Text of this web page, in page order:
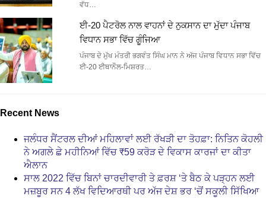
ਵੱਧ…
ਈ-20 ਪੈਟਰੋਲ ਨਾਲ ਵਾਹਨਾਂ ਦੇ ਨੁਕਸਾਨ ਦਾ ਮੁੱਦਾ ਪੰਜਾਬ
ਵਿਧਾਨ ਸਭਾ ਵਿੱਚ ਗੂੰਜਿਆ
ਪੰਜਾਬ ਦੇ ਮੁੱਖ ਮੰਤਰੀ ਭਗਵੰਤ ਸਿੰਘ ਮਾਨ ਨੇ ਅੱਜ ਪੰਜਾਬ ਵਿਧਾਨ ਸਭਾ ਵਿੱਚ
ਈ-20 ਈਥਾਨੌਲ-ਮਿਸ਼ਰਤ…
Recent News
ਜਲੰਧਰ ਸੈਂਟਰਲ ਦੀਆਂ ਮਹਿਲਾਵਾਂ ਲਈ ਰੱਖੜੀ ਦਾ ਤੋਹਫ਼ਾ: ਨਿਤਿਨ ਕੋਹਲੀ
ਨੇ ਅਗਲੇ ਛੇ ਮਹੀਨਿਆਂ ਵਿੱਚ ₹59 ਕਰੋੜ ਦੇ ਵਿਕਾਸ ਕਾਰਜਾਂ ਦਾ ਕੀਤਾ
ਐਲਾਨ
ਸਾਲ 2022 ਵਿੱਚ ਬਿਨਾਂ ਚਾਰਦੀਵਾਰੀ ਤੇ ਫ਼ਰਸ਼ ‘ਤੇ ਬੈਠ ਕੇ ਪੜ੍ਹਨ ਲਈ
ਮਜ਼ਬੂਰ ਸਨ 4 ਲੱਖ ਵਿਦਿਆਰਥੀ ਪਰ ਅੱਜ ਦੇਸ਼ ਭਰ ‘ਚੋਂ ਸਕੂਲੀ ਸਿੱਖਿਆ